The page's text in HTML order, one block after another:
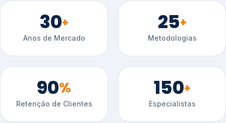
30+
Anos de Mercado
25+
Metodologias
90%
Retenção de Clientes
150+
Especialistas